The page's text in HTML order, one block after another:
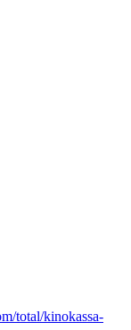
total/kinokassa-